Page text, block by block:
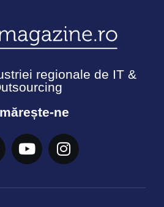
regionale de IT &
ne